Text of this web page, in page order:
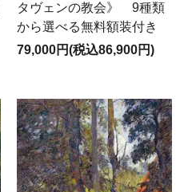
タヴェンの教会》 9種類
から選べる無料額装付き
79,000円(税込86,900円)